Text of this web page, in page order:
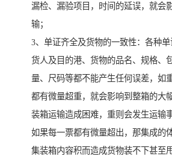
漏检、漏验项目，时间的延误，就会
输；
3、单证齐全及货物的一致性：各种
货人及目的港、货物的品名、规格、
量、尺码等都不能产生任何误差，如
都有微量超重，就会影响到整箱的大
装箱运输造成困难，重则会发生运输
如果每一票都有微量超出，那集成的
集装箱内容积而造成货物装不下甚至